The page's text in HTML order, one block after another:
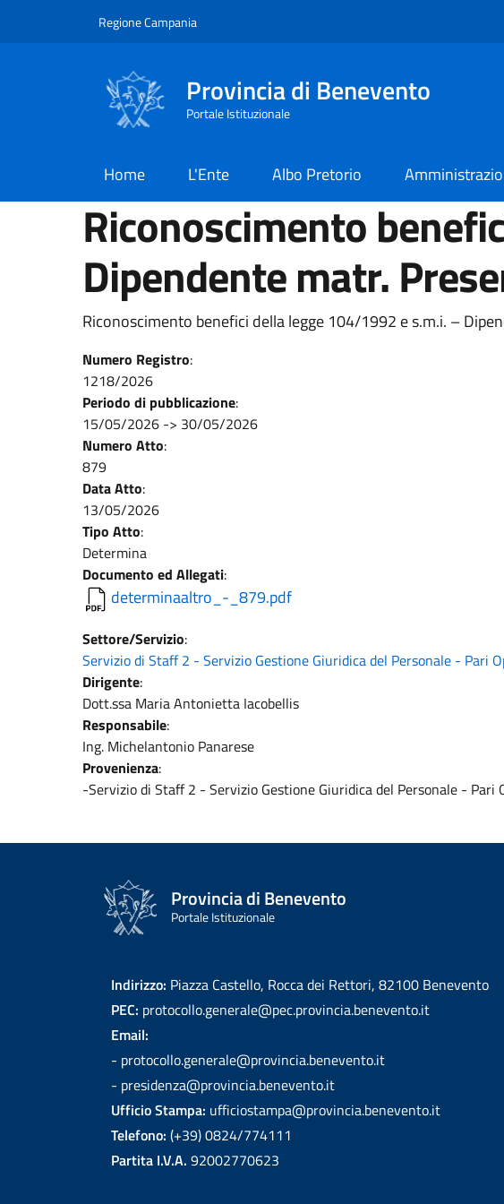
Regione Campania
Provincia di Benevento
Portale Istituzionale
Home L'Ente Albo Pretorio
Riconoscimento
Dipendente matr.
Riconoscimento benefici della legge 104/1992 e s.m.i. –
Numero Registro:
1218/2026
Periodo di pubblicazione:
15/05/2026 -> 30/05/2026
Numero Atto:
879
Data Atto:
13/05/2026
Tipo Atto:
Determina
Documento ed Allegati:
determinaaltro_-_879.pdf
Settore/Servizio:
Servizio di Staff 2 - Servizio Gestione Giuridica del Personale - Pari
Dirigente:
Dott.ssa Maria Antonietta Iacobellis
Responsabile:
Ing. Michelantonio Panarese
Provenienza:
-Servizio di Staff 2 - Servizio Gestione Giuridica del Personale - Pari
Provincia di Benevento
Portale Istituzionale
Indirizzo: Piazza Castello, Rocca dei Rettori, 82100 Benevento
PEC: protocollo.generale@pec.provincia.benevento.it
Email:
- protocollo.generale@provincia.benevento.it
- presidenza@provincia.benevento.it
Ufficio Stampa: ufficiostampa@provincia.benevento.it
Telefono: (+39) 0824/774111
Partita I.V.A. 92002770623